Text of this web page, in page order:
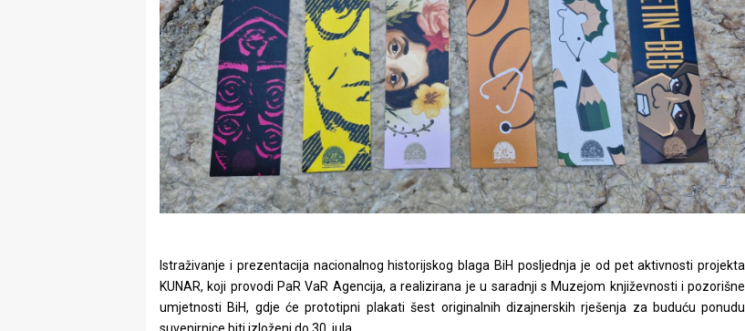
Istraživanje i prezentacija nacionalnog historijskog blaga BiH posljednja je od pet aktivnosti projekta
KUNAR, koji provodi PaR VaR Agencija, a realizirana je u saradnji s Muzejom književnosti i pozorišne
umjetnosti BiH, gdje će prototipni plakati šest originalnih dizajnerskih rješenja za buduću ponudu
suvenirnice biti izloženi do 30. jula.